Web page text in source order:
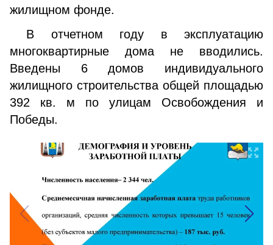
жилищном фонде.
В отчетном году в эксплуатацию
многоквартирные дома не вводились.
Введены 6 домов индивидуального
жилищного строительства общей площадью
392 кв. м по улицам Освобождения и
Победы.